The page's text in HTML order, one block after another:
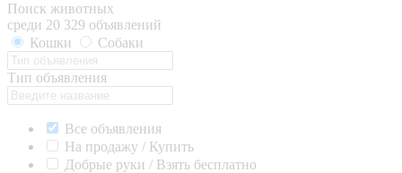
Поиск животных
среди 20 329 объявлений
Кошки
Собаки
Тип объявления
Все объявления
На продажу / Купить
Добрые руки / Взять бесплатно